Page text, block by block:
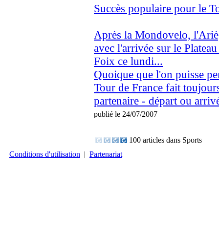
Succès populaire pour le
Après la Mondovelo,
avec l'arrivée sur le
Foix ce lundi...
Quoique que l'on puisse
Tour de France fait
partenaire - départ ou
publié le 24/07/2007
100 articles dans Sports
Conditions d'utilisation | Partenariat